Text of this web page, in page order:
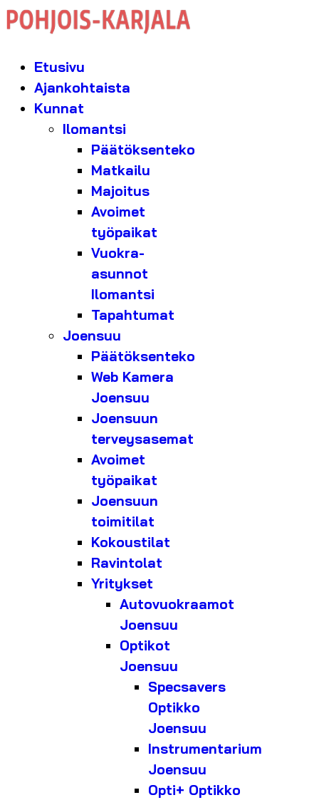
Etusivu
Ajankohtaista
Kunnat
Ilomantsi
Päätöksenteko
Matkailu
Majoitus
Avoimet
työpaikat
Vuokra-
asunnot
Ilomantsi
Tapahtumat
Joensuu
Päätöksenteko
Web Kamera
Joensuu
Joensuun
terveysasemat
Avoimet
työpaikat
Joensuun
toimitilat
Kokoustilat
Ravintolat
Yritykset
Autovuokraamot
Joensuu
Optikot
Joensuu
Specsavers
Optikko
Joensuu
Instrumentarium
Joensuu
Opti+ Optikko